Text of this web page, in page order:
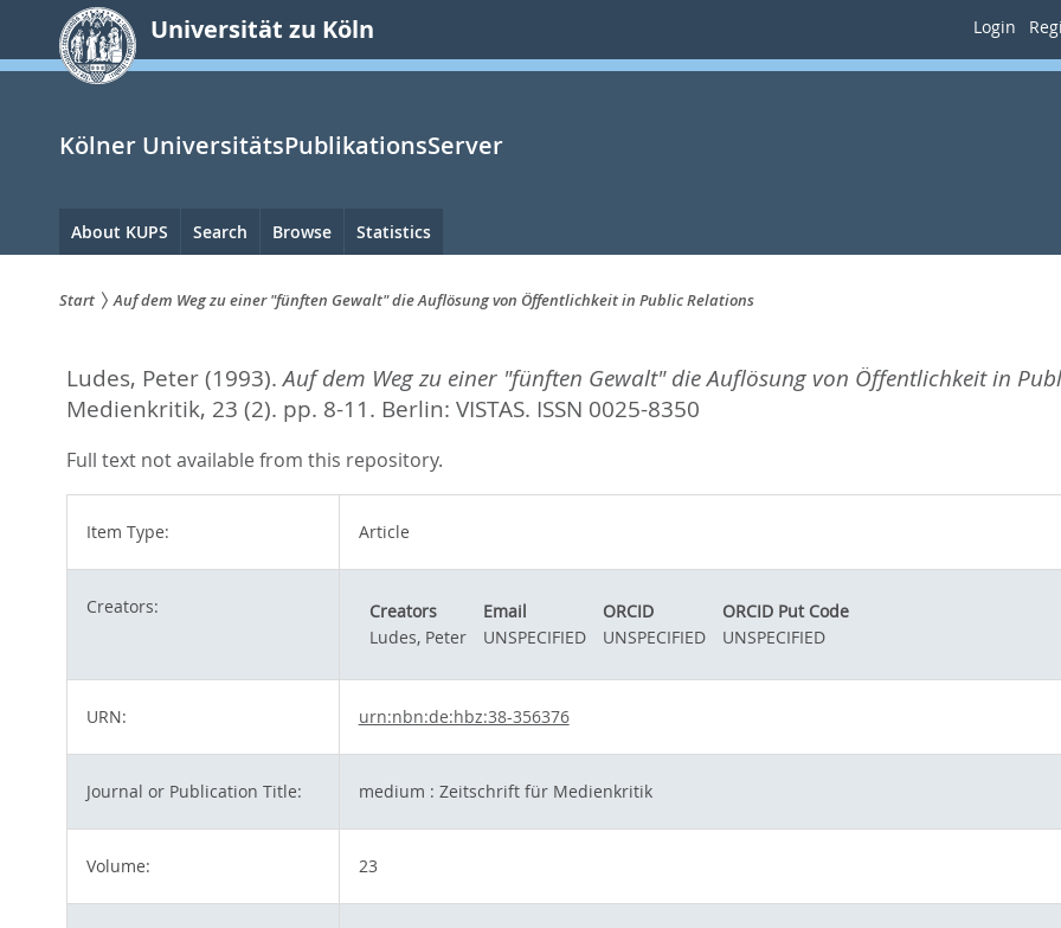
springen
Universität zu Köln Login
Kölner UniversitätsPublikationsServer
Hauptnavigation
About KUPS Search Browse Statistics
sind
hier:
Start Auf dem Weg zu einer "fünften Gewalt" die Auflösung von Öffentlichkeit in Public Relations
Ludes, Peter (1993).Auf dem Weg zu einer "fünften Gewalt" die Auflösung von Öffentlichkeit in
Medienkritik, 23 (2). pp. 8-11. Berlin: VISTAS. ISSN 0025-8350
Full text not available from this repository.
Item Type: Article
Creators: Creators Email ORCID
ORCID Put Code
Ludes, Peter
UNSPECIFIED UNSPECIFIED UNSPECIFIED
URN: urn:nbn:de:hbz:38-356376
Journal or Publication Title: medium : Zeitschrift für Medienkritik
Volume: 23